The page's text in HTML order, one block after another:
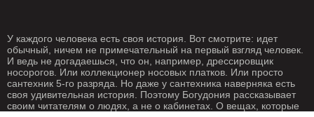
У каждого человека есть своя история. Вот смотрите: идет
обычный, ничем не примечательный на первый взгляд человек.
И ведь не догадаешься, что он, например, дрессировщик
носорогов. Или коллекционер носовых платков. Или просто
сантехник 5-го разряда. Но даже у сантехника наверняка есть
своя удивительная история. Поэтому Богудония рассказывает
своим читателям о людях, а не о кабинетах. О вещах, которые